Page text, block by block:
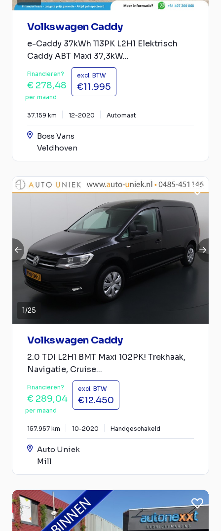
Volkswagen Caddy
e-Caddy 37kWh 113PK L2H1 Elektrisch
Caddy ABT Maxi 37,3kW...
Financieren?
€ 278,48
per maand
excl. BTW
€11.995
37.159 km 12-2020 Automaat
Boss Vans
Veldhoven
1/25
Volkswagen Caddy
2.0 TDI L2H1 BMT Maxi 102PK! Trekhaak,
Navigatie, Cruise...
Financieren?
€ 289,04
per maand
excl. BTW
€12.450
157.957 km 10-2020 Handgeschakeld
Auto Uniek
Mill